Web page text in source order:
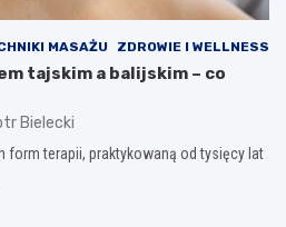
MASAŻU ZDROWIE I WELLNESS
tajskim a balijskim – co
Bielecki
form terapii, praktykowaną od tysięcy lat